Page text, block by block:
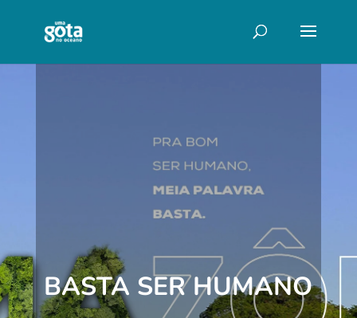
BASTA SER HUMANO